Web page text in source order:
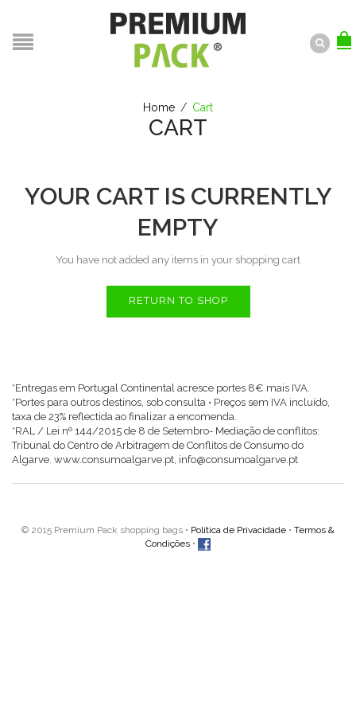
Home / Cart
CART
YOUR CART IS CURRENTLY
EMPTY
You have not added any items in your shopping cart
RETURN TO SHOP
*Entregas em Portugal Continental acresce portes 8€ mais IVA.
*Portes para outros destinos, sob consulta • Preços sem IVA incluído,
taxa de 23% reflectida ao finalizar a encomenda.
*RAL / Lei nº 144/2015 de 8 de Setembro- Mediação de conflitos:
Tribunal do Centro de Arbitragem de Conflitos de Consumo do
Algarve. www.consumoalgarve.pt, info@consumoalgarve.pt
© 2015 Premium Pack shopping bags • Política de Privacidade • Termos &
Condições •